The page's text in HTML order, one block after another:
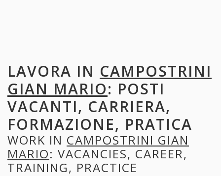
LAVORA IN CAMPOSTRINI
GIAN MARIO: POSTI
VACANTI, CARRIERA,
FORMAZIONE, PRATICA
WORK IN CAMPOSTRINI GIAN
MARIO: VACANCIES, CAREER,
TRAINING, PRACTICE